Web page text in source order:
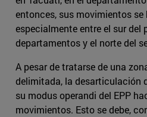
entonces, sus movimientos
especialmente entre el sur del
departamentos y el norte del
A pesar de tratarse de una
delimitada, la desarticulación
su modus operandi del EPP
movimientos. Esto se debe,